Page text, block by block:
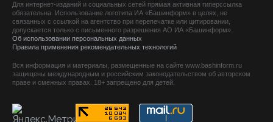
Для интернет-изданий и социальных сетей прямая активная гиперссылка
обязательна. Использование логотипа ИА «Башинформ» в целях, не
связанных с ссылкой на агентство при перепечатке или цитировании,
допускается только с письменного разрешения АО ИА «Башинформ».
Об использовании персональных данных
Правила применения рекомендательных технологий
Вся информация и материалы, размещенные на сайте www.bashinform.ru
защищены международным и российским законодательством об авторском
праве и смежных правах. 18+ запрещено для детей.